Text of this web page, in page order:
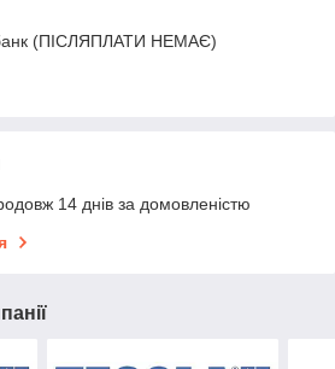
(ПІСЛЯПЛАТИ НЕМАЄ)
14 днів за домовленістю